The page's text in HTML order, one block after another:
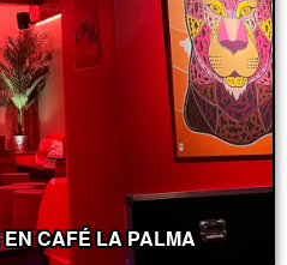
CAFÉ LA PALMA